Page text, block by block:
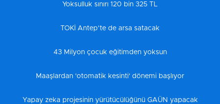
Yoksulluk sınırı 120 bin 325 TL
TOKİ Antep’te de arsa satacak
43 Milyon çocuk eğitimden yoksun
Maaşlardan 'otomatik kesinti' dönemi başlıyor
Yapay zeka projesinin yürütücülüğünü GAÜN yapacak